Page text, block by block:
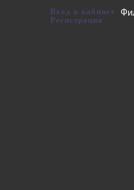
Вход в кабинет
Регистрация